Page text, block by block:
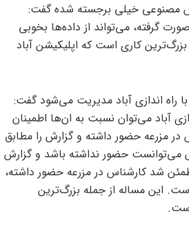
مصنوعی خیلی برجسته شده گفت:
گرفته، می‌تواند از داده‌ها بخوبی
کاری است که اپلیکیشن آباد
راه اندازی آباد مدیریت می‌شود گفت:
آباد می‌توان نسبت به ان‌ها اطمینان
مزرعه حضور داشته و گزارش را مطابق
می‌توانست حضور نداشته باشد و گزارش
شد کارشناس در مزرعه حضور داشته،
این مساله از جمله بزرگ‌ترین